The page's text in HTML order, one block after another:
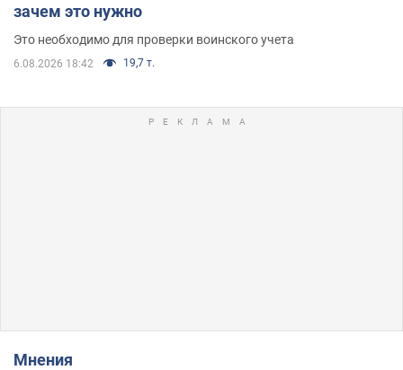
зачем это нужно
Это необходимо для проверки воинского учета
6.08.2026 18:42 19,7 т.
Мнения